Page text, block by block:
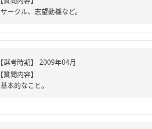
サークル、志望動機など。
【質問内容】
基本的なこと。